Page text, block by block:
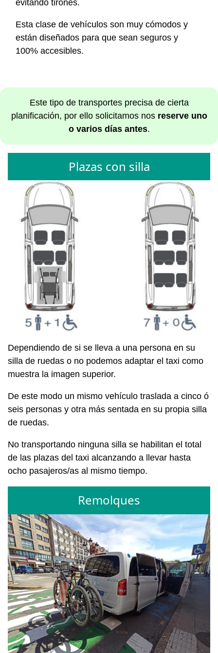
evitando tirones.
Esta clase de vehículos son muy cómodos y
están diseñados para que sean seguros y
100% accesibles.
Este tipo de transportes precisa de cierta
planificación, por ello solicitamos nos reserve uno
o varios días antes.
Plazas con silla
Dependiendo de si se lleva a una persona en su
silla de ruedas o no podemos adaptar el taxi como
muestra la imagen superior.
De este modo un mismo vehículo traslada a cinco ó
seis personas y otra más sentada en su propia silla
de ruedas.
No transportando ninguna silla se habilitan el total
de las plazas del taxi alcanzando a llevar hasta
ocho pasajeros/as al mismo tiempo.
Remolques